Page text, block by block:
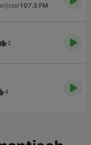
107.3 FM
2
4